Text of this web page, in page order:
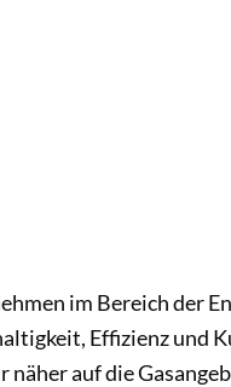
im Bereich der
Effizienz und
auf die